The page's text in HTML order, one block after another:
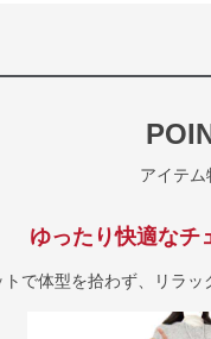
アイテム
ゆったり快適なチ
トで体型を拾わず、リラッ